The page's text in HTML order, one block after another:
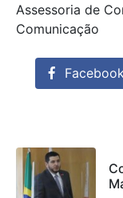
Assessoria de
Comunicação